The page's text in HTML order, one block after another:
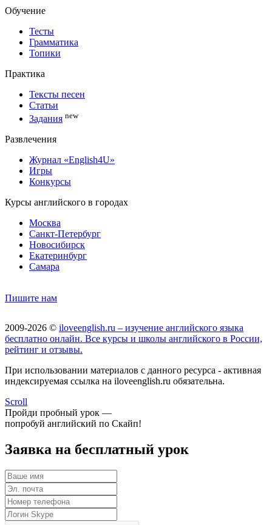
Обучение
Тесты
Грамматика
Топики
Практика
Тексты песен
Статьи
Задания new
Развлечения
Журнал «English4U»
Игры
Конкурсы
Курсы английского в городах
Москва
Санкт-Петербург
Новосибирск
Екатеринбург
Самара
Пишите нам
2009-2026 © iloveenglish.ru – изучение английского языка
бесплатно онлайн. Все курсы и школы английского в России,
рейтинг и отзывы.
При использовании материалов с данного ресурса - активная
индексируемая ссылка на iloveenglish.ru обязательна.
Scroll
Пройди пробный урок —
попробуй английский по Скайп!
Заявка на бесплатный урок